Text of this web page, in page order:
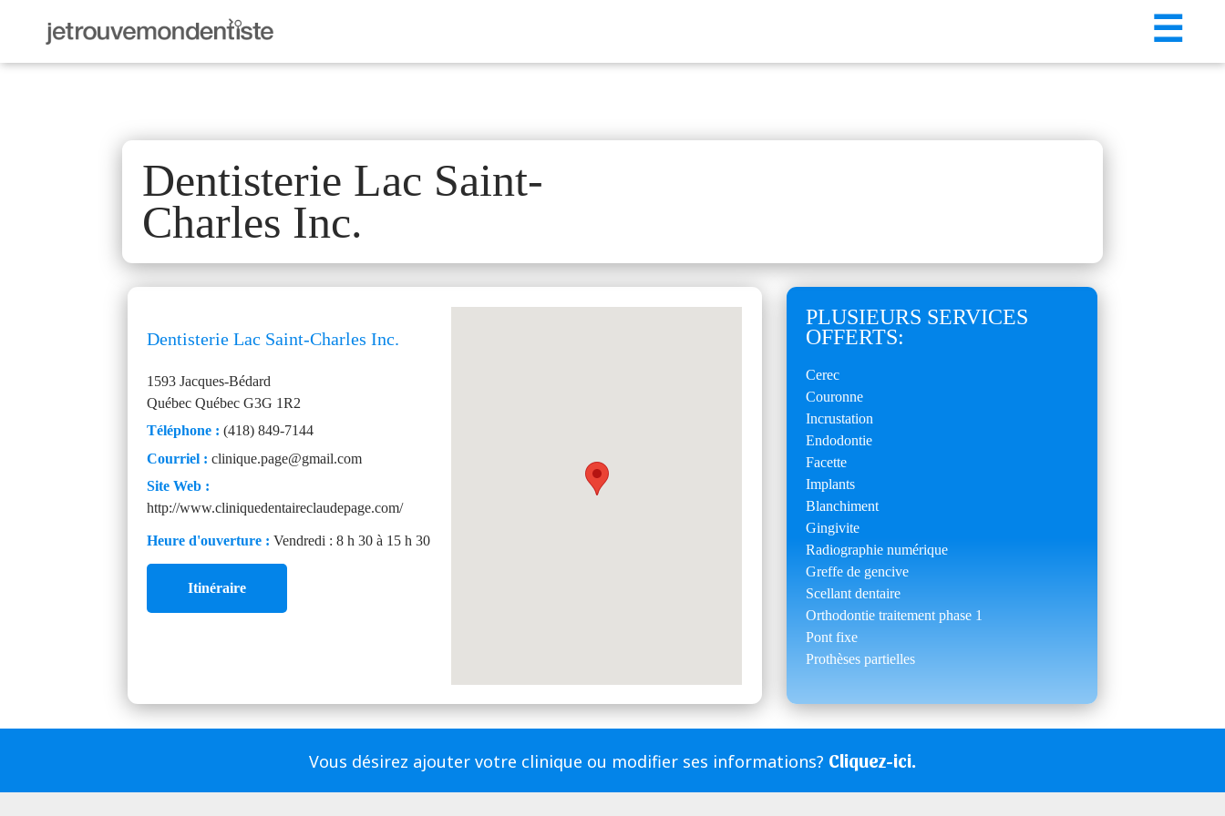
☰
Dentisterie Lac Saint-
Charles Inc.
Dentisterie Lac Saint-Charles Inc.
1593 Jacques-Bédard
QuébecQuébec G3G 1R2
Téléphone :(418) 849-7144
Courriel :clinique.page@gmail.com
Site Web :
http://www.cliniquedentaireclaudepage.com/
Heure d'ouverture :Vendredi : 8 h 30 à 15 h 30
Itinéraire
PLUSIEURS SERVICES
OFFERTS:
Cerec
Couronne
Incrustation
Endodontie
Facette
Implants
Blanchiment
Gingivite
Radiographie numérique
Greffe de gencive
Scellant dentaire
Orthodontie traitement phase 1
Pont fixe
Prothèses partielles
Vous désirez ajouter votre clinique ou modifier ses informations? Cliquez-ici.